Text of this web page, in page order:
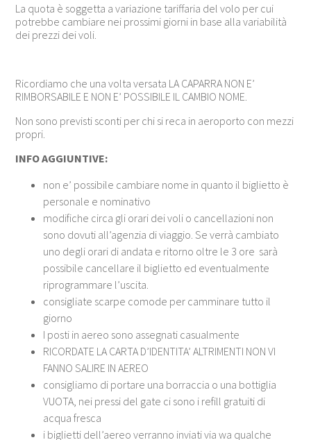
La quota è soggetta a variazione tariffaria del volo per cui
potrebbe cambiare nei prossimi giorni in base alla variabilità
dei prezzi dei voli.
Ricordiamo che una volta versata LA CAPARRA NON E’
RIMBORSABILE E NON E’ POSSIBILE IL CAMBIO NOME.
Non sono previsti sconti per chi si reca in aeroporto con mezzi
propri.
INFO AGGIUNTIVE:
non e’ possibile cambiare nome in quanto il biglietto è
personale e nominativo
modifiche circa gli orari dei voli o cancellazioni non
sono dovuti all’agenzia di viaggio. Se verrà cambiato
uno degli orari di andata e ritorno oltre le 3 ore sarà
possibile cancellare il biglietto ed eventualmente
riprogrammare l’uscita.
consigliate scarpe comode per camminare tutto il
giorno
I posti in aereo sono assegnati casualmente
RICORDATE LA CARTA D’IDENTITA’ ALTRIMENTI NON VI
FANNO SALIRE IN AEREO
consigliamo di portare una borraccia o una bottiglia
VUOTA, nei pressi del gate ci sono i refill gratuiti di
acqua fresca
i biglietti dell’aereo verranno inviati via wa qualche